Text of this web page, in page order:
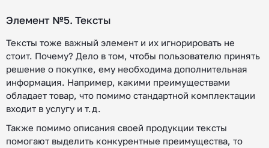
Элемент №5. Тексты
Тексты тоже важный элемент и их игнорировать не
стоит. Почему? Дело в том, чтобы пользователю принять
решение о покупке, ему необходима дополнительная
информация. Например, какими преимуществами
обладает товар, что помимо стандартной комплектации
входит в услугу и т.д.
Также помимо описания своей продукции тексты
помогают выделить конкурентные преимущества, то